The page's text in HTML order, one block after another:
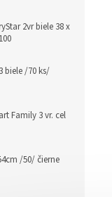
2vr biele 38 x
biele /70 ks/
Family 3 vr. cel
/50/ čierne